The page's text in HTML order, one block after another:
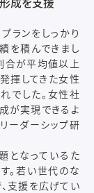
ランをしっかり
を積んできまし
合が平均値以上
揮してきた女性
でした。女性社
が実現できるよ
ーダーシップ研
となっているた
。若い世代のな
支援を広げてい